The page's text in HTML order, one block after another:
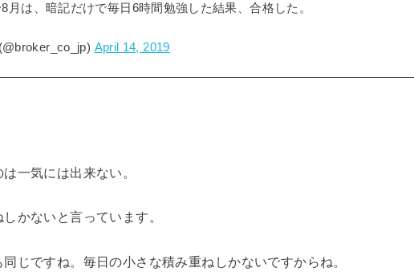
月は、暗記だけで毎日6時間勉強した結果、合格した。
April 14, 2019
一気には出来ない。
かないと言っています。
じですね。毎日の小さな積み重ねしかないですからね。